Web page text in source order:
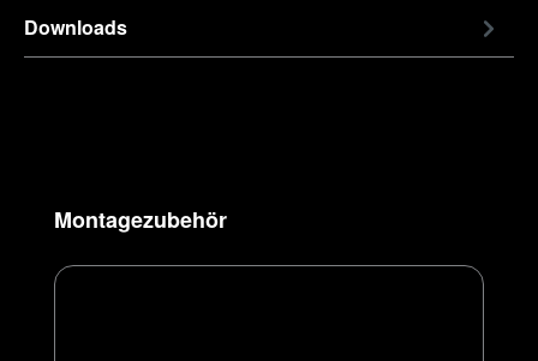
Downloads
Produktgalerie überspringen
Montagezubehör